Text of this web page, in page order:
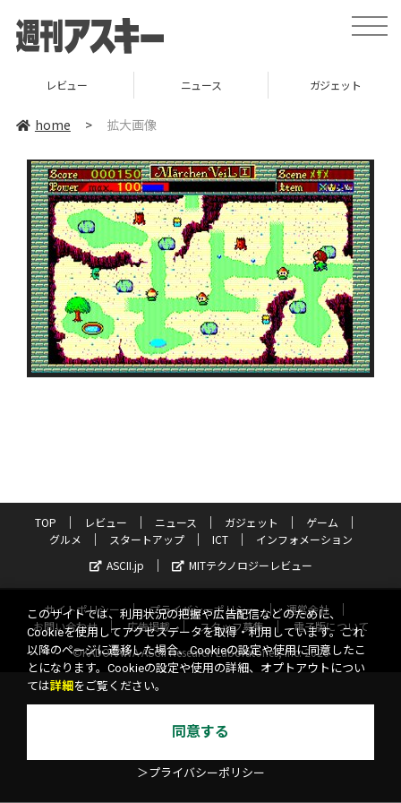
toggle
レビュー ニュース ガジェット
home > 拡大画像
TOP レビュー ニュース ガジェット
ゲーム
グルメ
スタートアップ ICT
インフォメーション
ASCII.jp
MITテクノロジーレビュー
サイトポリシー プライバシーポリシー
運営会社
お問い合わせ
広告掲載 スタッフ募集
電子版について
©KADOKAWA ASCII Research Laboratories, Inc. 2026
このサイトでは、利用状況の把握や広告配信などのために、
Cookieを使用してアクセスデータを取得・利用しています。これ
以降のページに遷移した場合、Cookieの設定や使用に同意したこ
とになります。Cookieの設定や使用の詳細、オプトアウトについ
ては詳細 をご覧ください。
同意する
＞プライバシーポリシー